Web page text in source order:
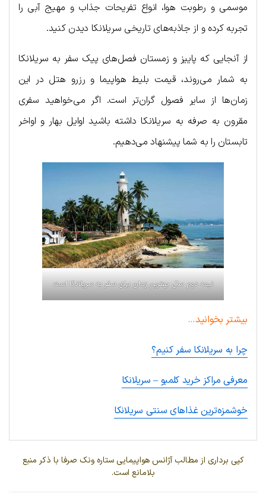
موسمی و رطوبت هوا، انواع تفریحات جذاب و مهیج آبی را
تجربه کرده و از جاذبه‌های تاریخی سریلانکا دیدن کنید.
از آنجایی که پاییز و زمستان فصل‌های پیک سفر به سریلانکا
به شمار می‌روند، قیمت بلیط هواپیما و رزرو هتل در این
زمان‌ها از سایر فصول گران‌تر است. اگر می‌خواهید سفری
مقرون به صرفه به سریلانکا داشته باشید اوایل بهار و اواخر
تابستان را به شما پیشنهاد می‌دهیم.
نیمه دوم سال بهترین زمان برای سفر به سریلانکا است
بیشتر بخوانید…
چرا به سریلانکا سفر کنیم؟
معرفی مراکز خرید کلمبو – سریلانکا
خوشمزه‌ترین غذاهای سنتی سریلانکا
کپی برداری از مطالب آژانس هواپیمایی ستاره ونک صرفا با ذکر منبع
بلامانع است.